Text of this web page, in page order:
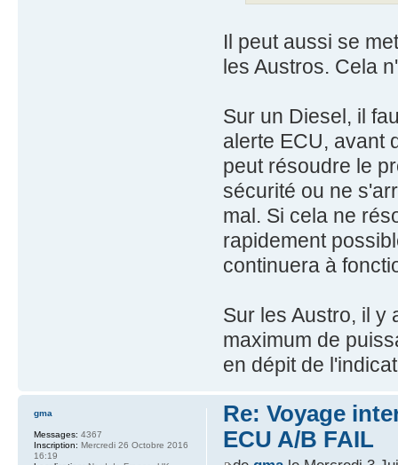
Il peut aussi se
les Austros. Cela
Sur un Diesel, il
alerte ECU, avant
peut résoudre le
sécurité ou ne
mal. Si cela ne
rapidement
continuera à
Sur les Austro, il y
maximum de
en dépit de
Re: Voyage
ECU A/B FAIL
gma
Messages: 4367
Inscription: Mercredi 26 Octobre 2016
16:19